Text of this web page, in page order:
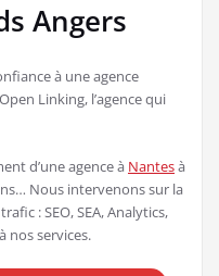
Angers
à une agence
Linking, l’agence qui
d’une agence à Nantesà
Nous intervenons sur la
: SEO, SEA, Analytics,
nos services.